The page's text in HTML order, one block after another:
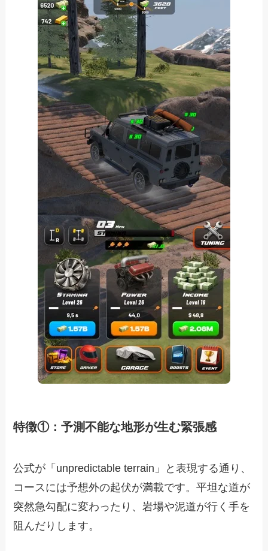
特徴①：予測不能な地形が生む緊張感
公式が「unpredictable terrain」と表現する通り、
コースには予想外の起伏が満載です。平坦な道が
突然急勾配に変わったり、岩場や泥道が行く手を
阻んだりします。